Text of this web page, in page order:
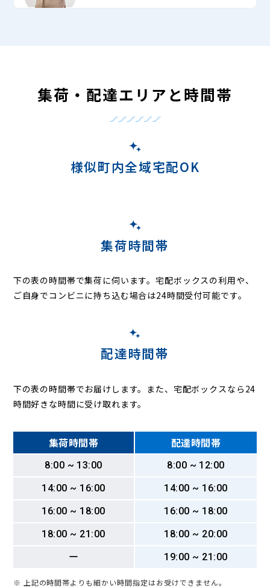
集荷・配達エリアと時間帯
様似町内全域宅配OK
集荷時間帯
下の表の時間帯で集荷に伺います。宅配ボックスの利用や、
ご自身でコンビニに持ち込む場合は24時間受付可能です。
配達時間帯
下の表の時間帯でお届けします。また、宅配ボックスなら24
時間好きな時間に受け取れます。
集荷時間帯 配達時間帯
8:00 ~ 13:00
8:00 ~ 12:00
14:00 ~ 16:00
14:00 ~ 16:00
16:00 ~ 18:00
16:00 ~ 18:00
18:00 ~ 21:00
18:00 ~ 20:00
ー
19:00 ~ 21:00
※ 上記の時間帯よりも細かい時間指定はお受けできません。